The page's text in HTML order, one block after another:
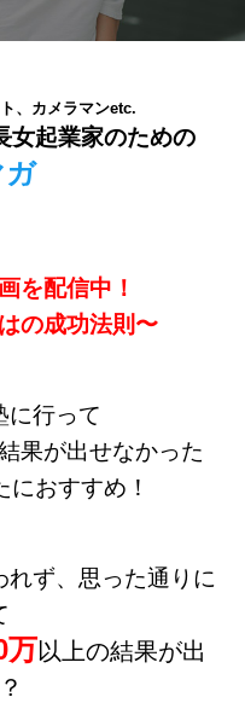
、カメラマンetc.
女起業家のための
ガ
を配信中！
の成功法則〜
に行って
果が出せなかった
におすすめ！
れず、思った通りに
万以上の結果が出